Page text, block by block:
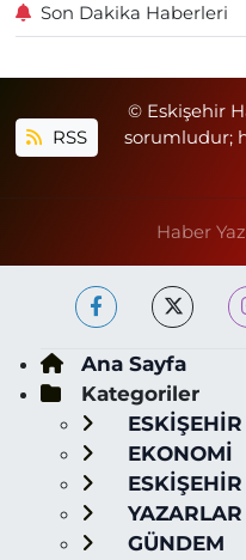
Son Dakika Haberleri
RSS
© Eskişehir
sorumludur;
Haber
Ana Sayfa
Kategoriler
ESKİŞEHİR
EKONOMİ
YAZARLAR
GÜNDEM